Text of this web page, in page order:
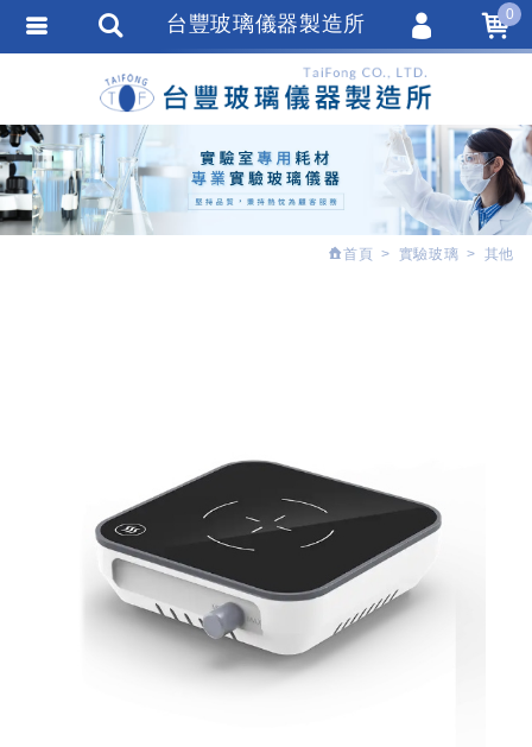
首頁 實驗玻璃 其他
台豐玻璃儀器製造所 0
會員登入
會員註冊
忘記密碼
訂單查詢
繁體中文